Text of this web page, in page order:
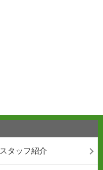
スタッフ紹介